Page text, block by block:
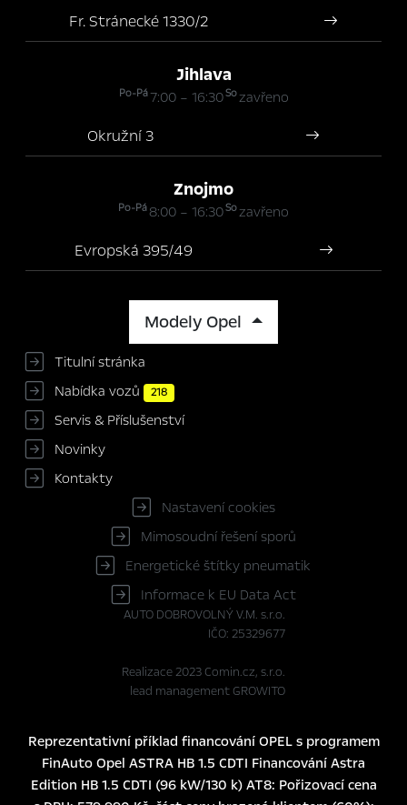
Fr. Stránecké 1330/2
Jihlava
Po-Pá7:00 – 16:30Sozavřeno
Okružní 3
Znojmo
Po-Pá8:00 – 16:30Sozavřeno
Evropská 395/49
Modely Opel
Titulní stránka
Nabídka vozů
218
Servis & Příslušenství
Novinky
Kontakty
Nastavení cookies
Mimosoudní řešení sporů
Energetické štítky pneumatik
Informace k EU Data Act
AUTO DOBROVOLNÝ V.M. s.r.o.
IČO: 25329677
Realizace 2023 Comin.cz, s.r.o.
lead management GROWITO
Reprezentativní příklad financování OPEL s programem
FinAuto Opel ASTRA HB 1.5 CDTI Financování Astra
Edition HB 1.5 CDTI (96 kW/130 k) AT8: Pořizovací cena